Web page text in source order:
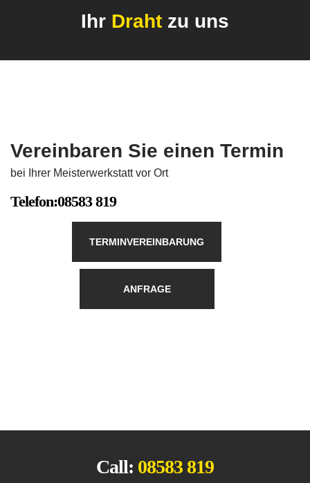
Ihr Draht zu uns
Vereinbaren Sie einen Termin
bei Ihrer Meisterwerkstatt vor Ort
Telefon:08583 819
TERMINVEREINBARUNG
ANFRAGE
Call: 08583 819